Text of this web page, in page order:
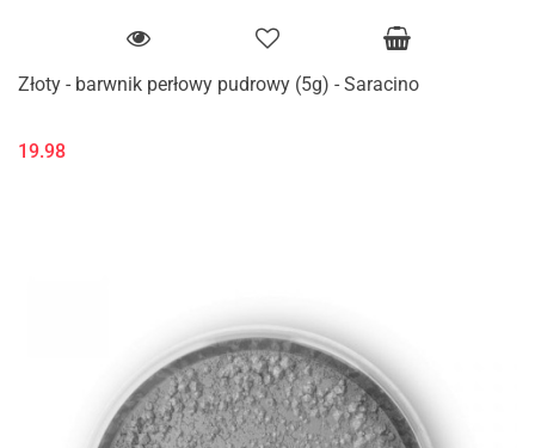
Złoty - barwnik perłowy pudrowy (5g) - Saracino
19.98